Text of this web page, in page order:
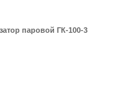
паровой ГК-100-3